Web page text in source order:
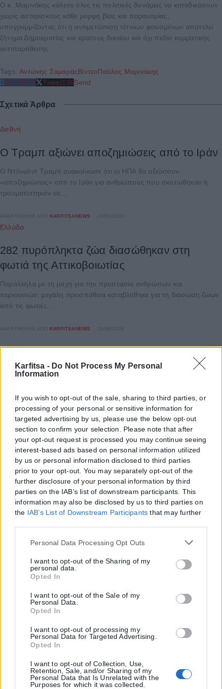
Karfitsa - Do Not Process My Personal
Information
If you wish to opt-out of the sale, sharing to third parties, or
processing of your personal or sensitive information for
targeted advertising by us, please use the below opt-out
section to confirm your selection. Please note that after
your opt-out request is processed you may continue seeing
interest-based ads based on personal information utilized
by us or personal information disclosed to third parties
prior to your opt-out. You may separately opt-out of the
further disclosure of your personal information by third
parties on the IAB’s list of downstream participants. This
information may also be disclosed by us to third parties on
the IAB’s List of Downstream Participants that may further
Please note that this website/app uses one or more Google
but not limited to your visit or usage behaviour. You may
click to grant or deny consent to Google and its third-party
tags to use your data for below specified purposes in below
Google consent section.
Personal Data Processing Opt Outs
I want to opt-out of the Sharing of my
personal data.
Opted In
I want to opt-out of the Sale of my
Personal Data.
Opted In
I want to opt-out of processing my
Personal Data for Targeted Advertising.
Opted In
I want to opt-out of Collection, Use,
Retention, Sale, and/or Sharing of my
Personal Data that Is Unrelated with the
Purposes for which it was collected.
Ο κ. Μαρινάκης κάλεσε όλες τις πολιτικές δυνάμεις να καταδικάσουν
χωρίς αστερίσκους κάθε μορφή βίας και παρανομίας,
υπογραμμίζοντας ότι η αντιμετώπιση τέτοιων φαινομένων αποτελεί
ζήτημα Δημοκρατίας και κράτους δικαίου και όχι πεδίο κομματικής
αντιπαράθεσης.
Tags: Αντώνης ΣαμαράςΒίντεοΠαύλος Μαρινάκης
Share218 Tweet136Send
Σχετικά Άρθρα
Διεθνή
Ο Τραμπ αξιώνει αποζημιώσεις από το Ιράν
Ο Ντόναλντ Τραμπ ανακοίνωσε ότι οι ΗΠΑ θα αξιώσουν
«αποζημιώσεις» από το Ιράν για ανθρώπους που σκοτώθηκαν ή
τραυματίστηκαν σε...
ΑΝΑΡΤΉΘΗΚΕ ΑΠΌ KARFITSANEWS
Ελλάδα
282 πυρόπληκτα ζώα διασώθηκαν στη
φωτιά της Αττικοβοιωτίας
Παράλληλα με τη μάχη για την προστασία ανθρώπων και
περιουσιών, μεγάλη προσπάθεια καταβλήθηκε για τη διάσωση ζώων
από τις φωτιές...
ΑΝΑΡΤΉΘΗΚΕ ΑΠΌ KARFITSANEWS